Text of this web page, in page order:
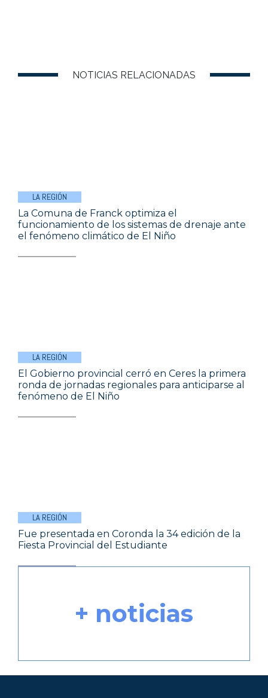
NOTICIAS RELACIONADAS
LA REGIÓN
La Comuna de Franck optimiza el
funcionamiento de los sistemas de drenaje ante
el fenómeno climático de El Niño
LA REGIÓN
El Gobierno provincial cerró en Ceres la primera
ronda de jornadas regionales para anticiparse al
fenómeno de El Niño
LA REGIÓN
Fue presentada en Coronda la 34 edición de la
Fiesta Provincial del Estudiante
+ noticias